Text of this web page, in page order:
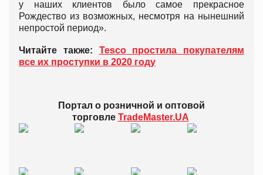
у наших клиентов было самое прекрасное
Рождество из возможных, несмотря на нынешний
непростой период».
Читайте также: Tesco простила покупателям
все их проступки в 2020 году
Портал о розничной и оптовой
торговле TradeMaster.UA